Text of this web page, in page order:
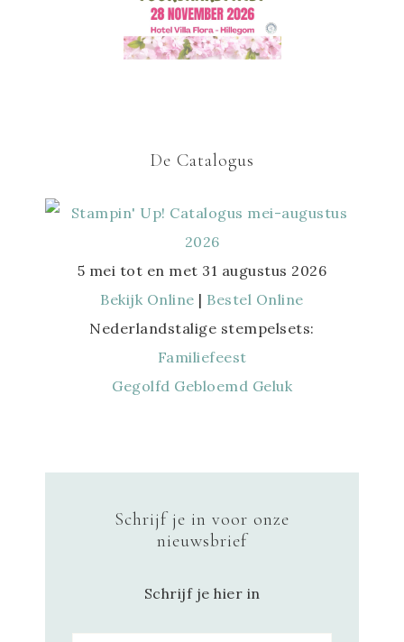
De Catalogus
5 mei tot en met 31 augustus 2026
Bekijk Online | Bestel Online
Nederlandstalige stempelsets:
Familiefeest
Gegolfd Gebloemd Geluk
Schrijf je in voor onze
nieuwsbrief
Schrijf je hier in